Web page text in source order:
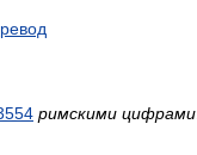
римскими цифрами